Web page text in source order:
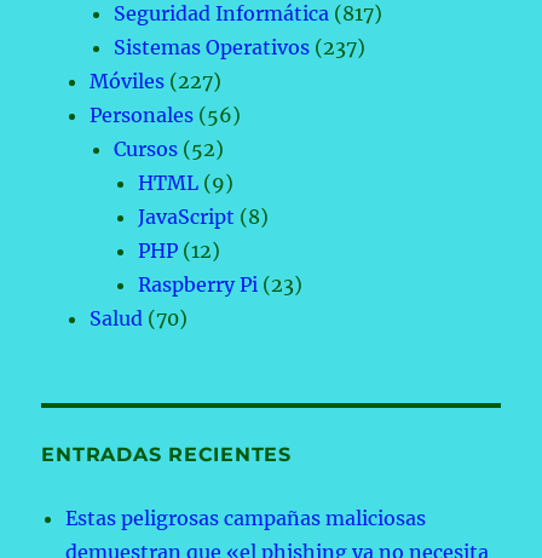
Seguridad Informática (817)
Sistemas Operativos (237)
Móviles (227)
Personales (56)
Cursos (52)
HTML (9)
JavaScript (8)
PHP (12)
Raspberry Pi (23)
Salud (70)
ENTRADAS RECIENTES
Estas peligrosas campañas maliciosas
demuestran que «el phishing ya no necesita